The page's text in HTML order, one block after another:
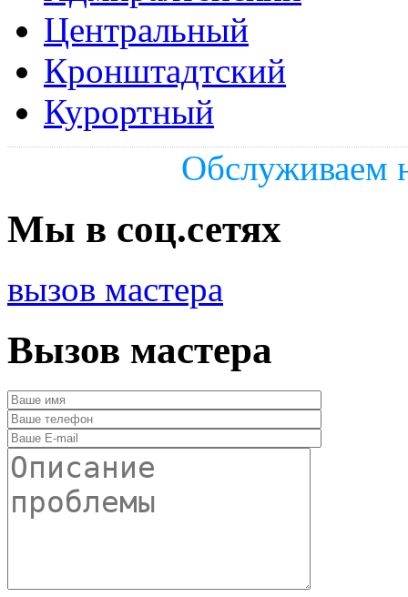
Центральный
Кронштадтский
Курортный
Обслуживаем
Мы в соц.сетях
вызов мастера
Вызов мастера